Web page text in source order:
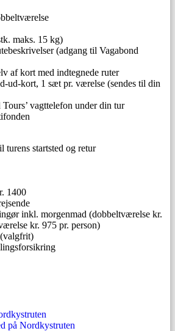
maks. 15 kg)
(adgang til Vagabond
af kort med indtegnede ruter
ud-kort, 1 sæt pr. værelse (sendes til din
vagttelefon under din tur
turens startsted og retur
1400
inkl. morgenmad (dobbeltværelse kr.
kr. 975 pr. person)
(valgfrit)